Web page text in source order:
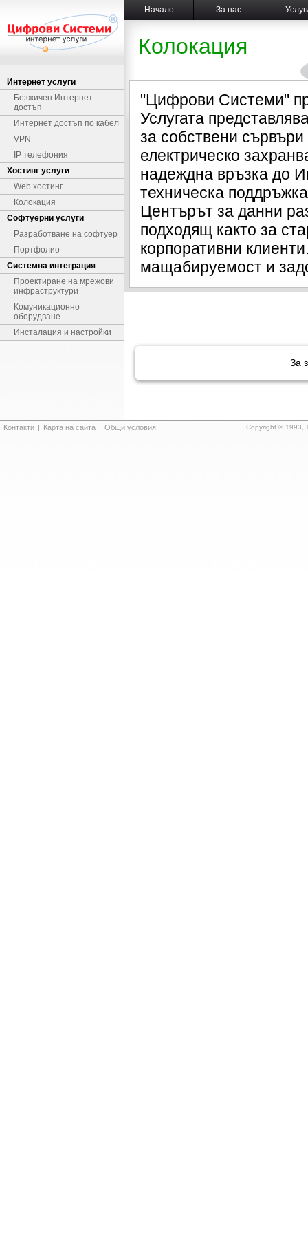
Начало За нас
Интернет услуги
Безжичен Интернет
достъп
Интернет достъп по кабел
VPN
IP телефония
Хостинг услуги
Web хостинг
Колокация
Софтуерни услуги
Разработване на софтуер
Портфолио
Системна интеграция
Проектиране на мрежови
инфраструктури
Комуникационно
оборудване
Инсталация и настройки
Колокация
"Цифрови Системи"
Услугата
за собствени
електрическо
надеждна връзка до
техническа
Центърът за данни
подходящ както за
корпоративни
мащабируемост и
За
Контакти | Карта на сайта | Общи условия Copyright © 1993,